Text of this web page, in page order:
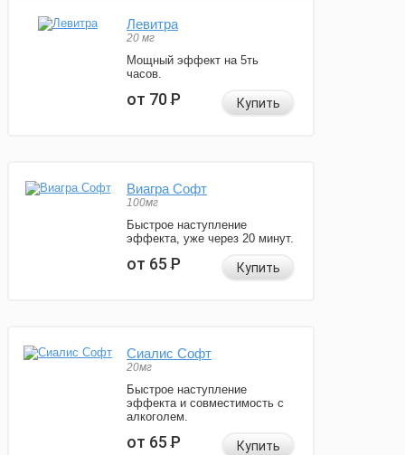
Левитра
20 мг
Мощный эффект на 5ть
часов.
от 70Р Купить
Виагра Софт
100мг
Быстрое наступление
эффекта, уже через 20 минут.
от 65Р Купить
Сиалис Софт
20мг
Быстрое наступление
эффекта и совместимость с
алкоголем.
от 65Р Купить